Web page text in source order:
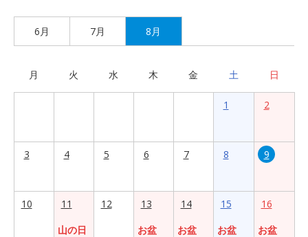
6月 7月 8月
月 火 水 木 金 土 日
1 2
3 4 5 6 7 8 9
10
11
山の日
12
13
お盆
14
お盆
15
お盆
16
お盆